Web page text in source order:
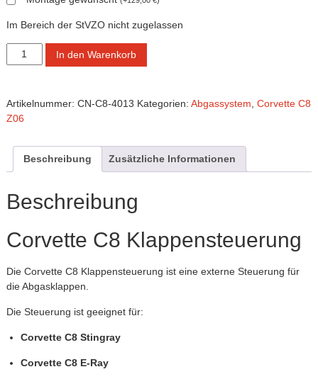
Cobra
/
Tuning.com
Tuning
…
best!
Im Bereich der StVZO nicht zugelassen
Corvette
C8
In den Warenkorb
Artikelnummer: CN-C8-4013 Kategorien: Abgassystem Corvette C8
Z06
Beschreibung Zusätzliche Informationen
Beschreibung
Corvette C8 Klappensteuerung
Die Corvette C8 Klappensteuerung ist eine externe Steuerung für
dieAbgasklappen.
Die Steuerung ist geeignet für:
Corvette C8 Stingray
Corvette C8 E-Ray